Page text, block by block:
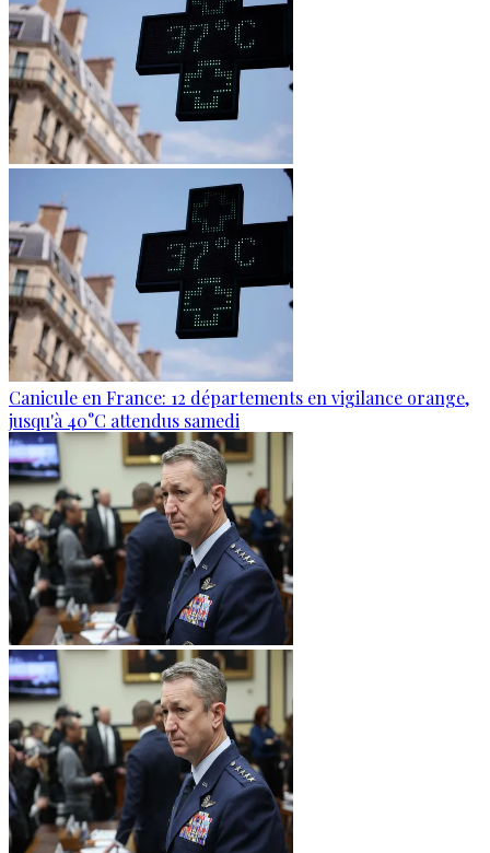
Canicule en France: 12 départements en vigilance orange,
jusqu'à 40°C attendus samedi